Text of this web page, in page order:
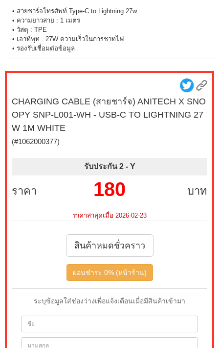
• สายชาร์จโทรศัพท์ Type-C to Lightning 27w
• ความยาวสาย : 1 เมตร
• วัสดุ : TPE
• เอาท์พุท : 27W ความเร็วในการชาทไฟ
• รองรับเชื่อมต่อข้อมูล
CHARGING CABLE (สายชาร์จ) ANITECH X SNO
OPY SNP-L001-WH - USB-C TO LIGHTNING 27
W 1M WHITE
(#1062000377)
รับประกัน 2 - Y
ราคา บาท
180
ราคาล่าสุดเมื่อ 2026-02-23
สินค้าหมดชั่วคราว
ผ่อนชำระ 0% (หน้าร้าน)
ระบุข้อมูลใส่ช่องว่างเพื่อแจ้งเตือนเมื่อมีสินค้าเข้ามา